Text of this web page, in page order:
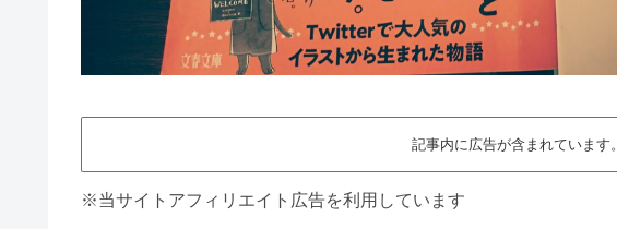
記事内に広告が含まれています。
※当サイトアフィリエイト広告を利用しています